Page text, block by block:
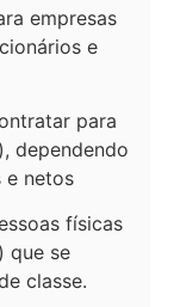
empresas
e
para
dependendo
e netos
físicas
que se
classe.